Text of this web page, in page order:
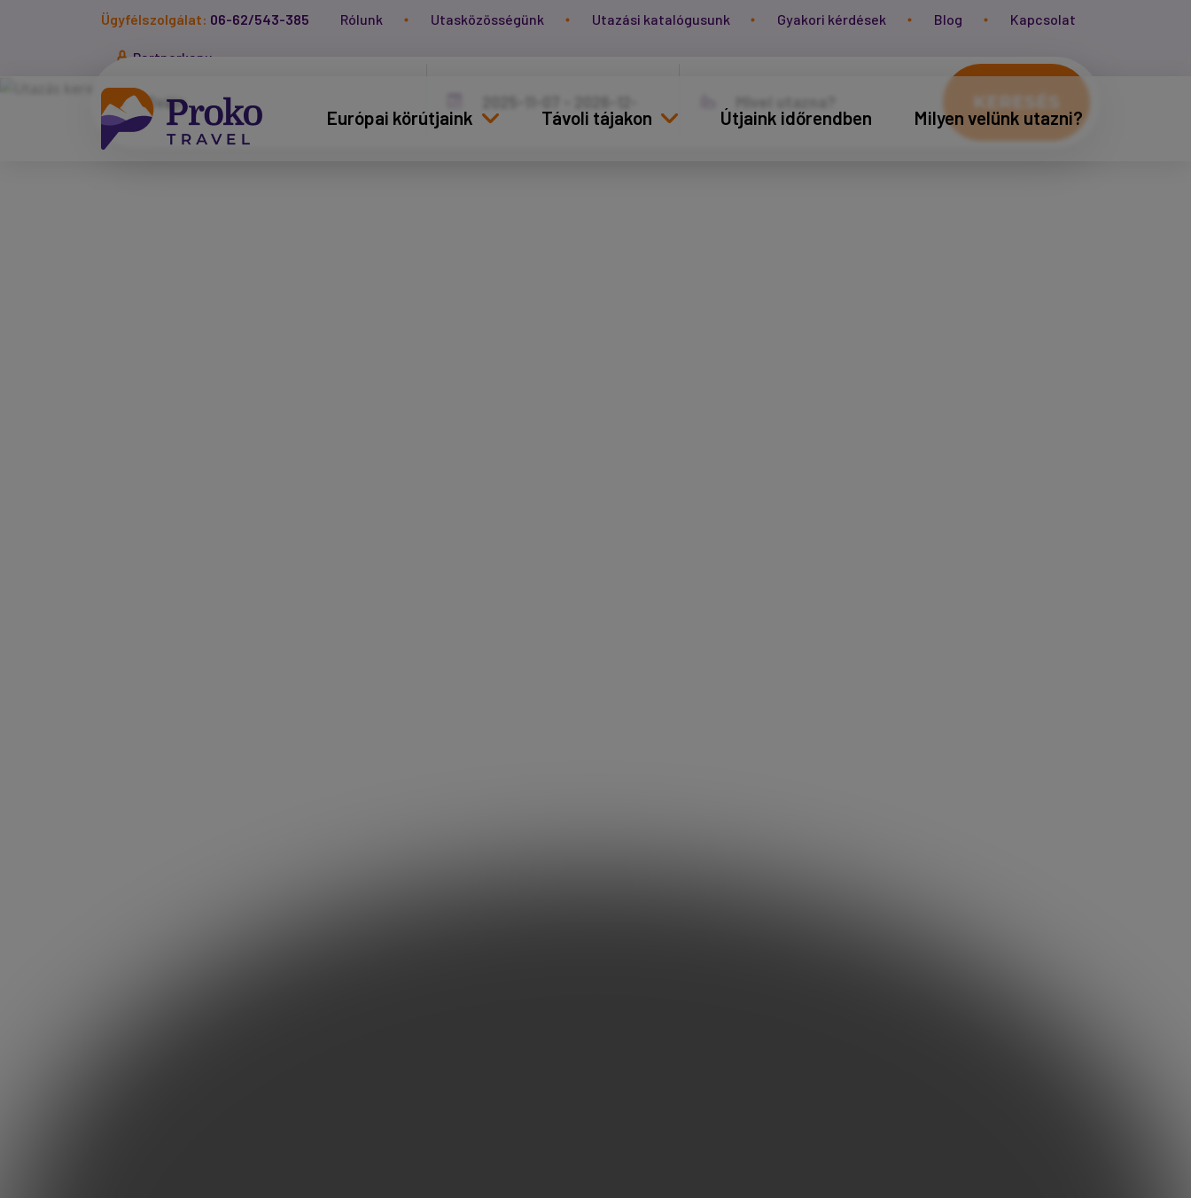
Ügyfélszolgálat: 06-62/543-385 Rólunk Utasközösségünk Utazási katalógusunk Gyakori kérdések Blog Kapcsolat
Partnerkapu
Európai körútjaink Távoli tájakon Útjaink időrendben Milyen velünk utazni?
KERESÉS